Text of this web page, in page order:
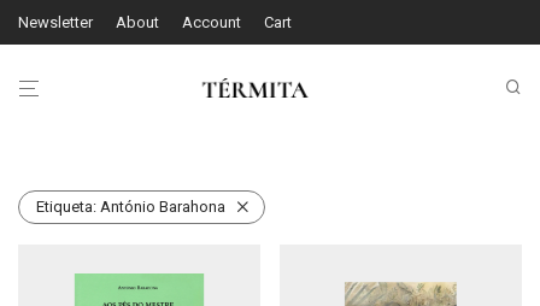
Newsletter About Account Cart
Etiqueta: António Barahona